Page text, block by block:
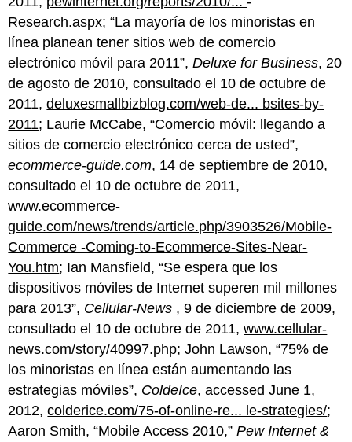
Research.aspx; “La mayoría de los minoristas en
línea planean tener sitios web de comercio
electrónico móvil para 2011”,Deluxe for Business, 20
de agosto de 2010, consultado el 10 de octubre de
2011,deluxesmallbizblog.com/web-de... bsites-by-
2011; Laurie McCabe, “Comercio móvil: llegando a
sitios de comercio electrónico cerca de usted”,
ecommerce-guide.com, 14 de septiembre de 2010,
consultado el 10 de octubre de 2011,
www.ecommerce-
guide.com/news/trends/article.php/3903526/Mobile-
Commerce -Coming-to-Ecommerce-Sites-Near-
You.htm; Ian Mansfield, “Se espera que los
dispositivos móviles de Internet superen mil millones
para 2013”, Cellular-News , 9 de diciembre de 2009,
consultado el 10 de octubre de 2011,www.cellular-
news.com/story/40997.php; John Lawson, “75% de
los minoristas en línea están aumentando las
estrategias móviles”, ColdeIce, accessed June 1,
2012,colderice.com/75-of-online-re... le-strategies/;
Aaron Smith, “Mobile Access 2010,”Pew Internet &